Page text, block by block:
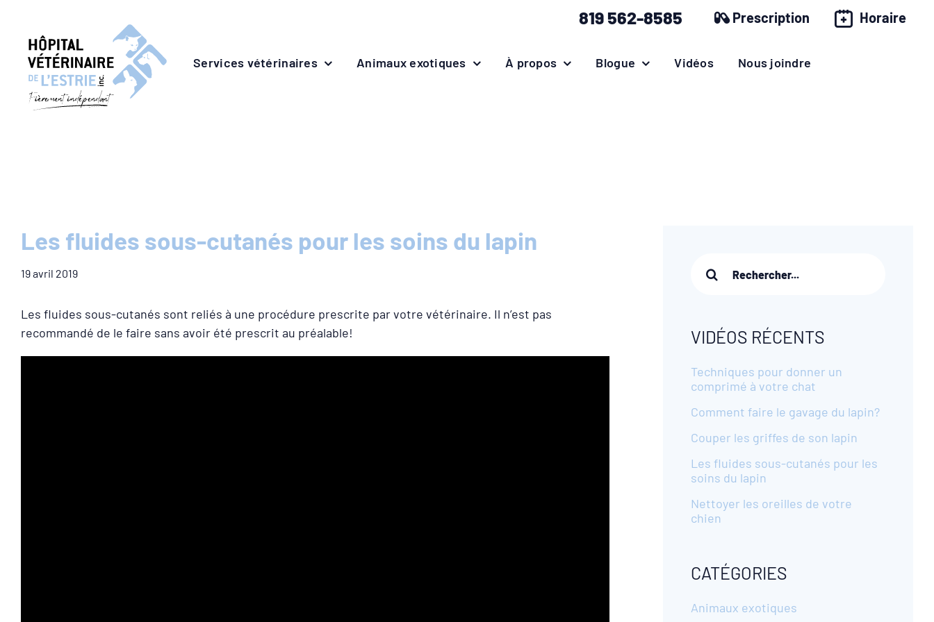
content
819 562-8585 Prescription Horaire
Services vétérinaires Animaux exotiques À propos Blogue Vidéos Nous joindre
Les fluides sous-cutanés pour les soins du lapin
19 avril 2019
Les fluides sous-cutanés sont reliés à une procédure prescrite par votre vétérinaire. Il n’est pas
recommandé de le faire sans avoir été prescrit au préalable!
sur
:
VIDÉOS RÉCENTS
Techniques pour donner un
comprimé à votre chat
Comment faire le gavage du lapin?
Couper les griffes de son lapin
Les fluides sous-cutanés pour les
soins du lapin
Nettoyer les oreilles de votre
chien
CATÉGORIES
Animaux exotiques